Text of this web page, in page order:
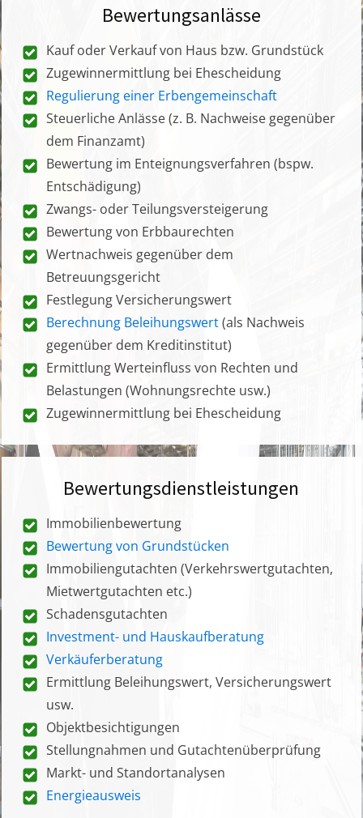
Bewertungsanlässe
Kauf oder Verkauf von Haus bzw. Grundstück
Zugewinnermittlung bei Ehescheidung
Regulierung einer Erbengemeinschaft
Steuerliche Anlässe (z. B. Nachweise gegenüber
dem Finanzamt)
Bewertung im Enteignungsverfahren (bspw.
Entschädigung)
Zwangs- oder Teilungsversteigerung
Bewertung von Erbbaurechten
Wertnachweis gegenüber dem
Betreuungsgericht
Festlegung Versicherungswert
Berechnung Beleihungswert(als Nachweis
gegenüber dem Kreditinstitut)
Ermittlung Werteinfluss von Rechten und
Belastungen (Wohnungsrechte usw.)
Zugewinnermittlung bei Ehescheidung
Bewertungsdienstleistungen
Immobilienbewertung
Bewertung von Grundstücken
Immobiliengutachten (Verkehrswertgutachten,
Mietwertgutachten etc.)
Schadensgutachten
Investment- und Hauskaufberatung
Verkäuferberatung
Ermittlung Beleihungswert, Versicherungswert
usw.
Objektbesichtigungen
Stellungnahmen und Gutachtenüberprüfung
Markt- und Standortanalysen
Energieausweis